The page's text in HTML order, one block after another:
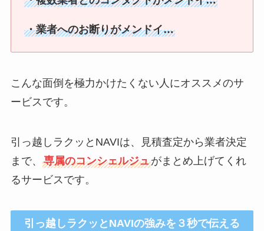
・業者へのお断りがメンドイ…
こんな面倒を極力かけたくない人にオススメのサ
ービスです。
引っ越しラクッとNAVIは、見積査定から業者決定
まで、 専属のコンシェルジュがまとめ上げてくれ
るサービスです。
引っ越しラクッとNAVIの強みを３秒で伝える